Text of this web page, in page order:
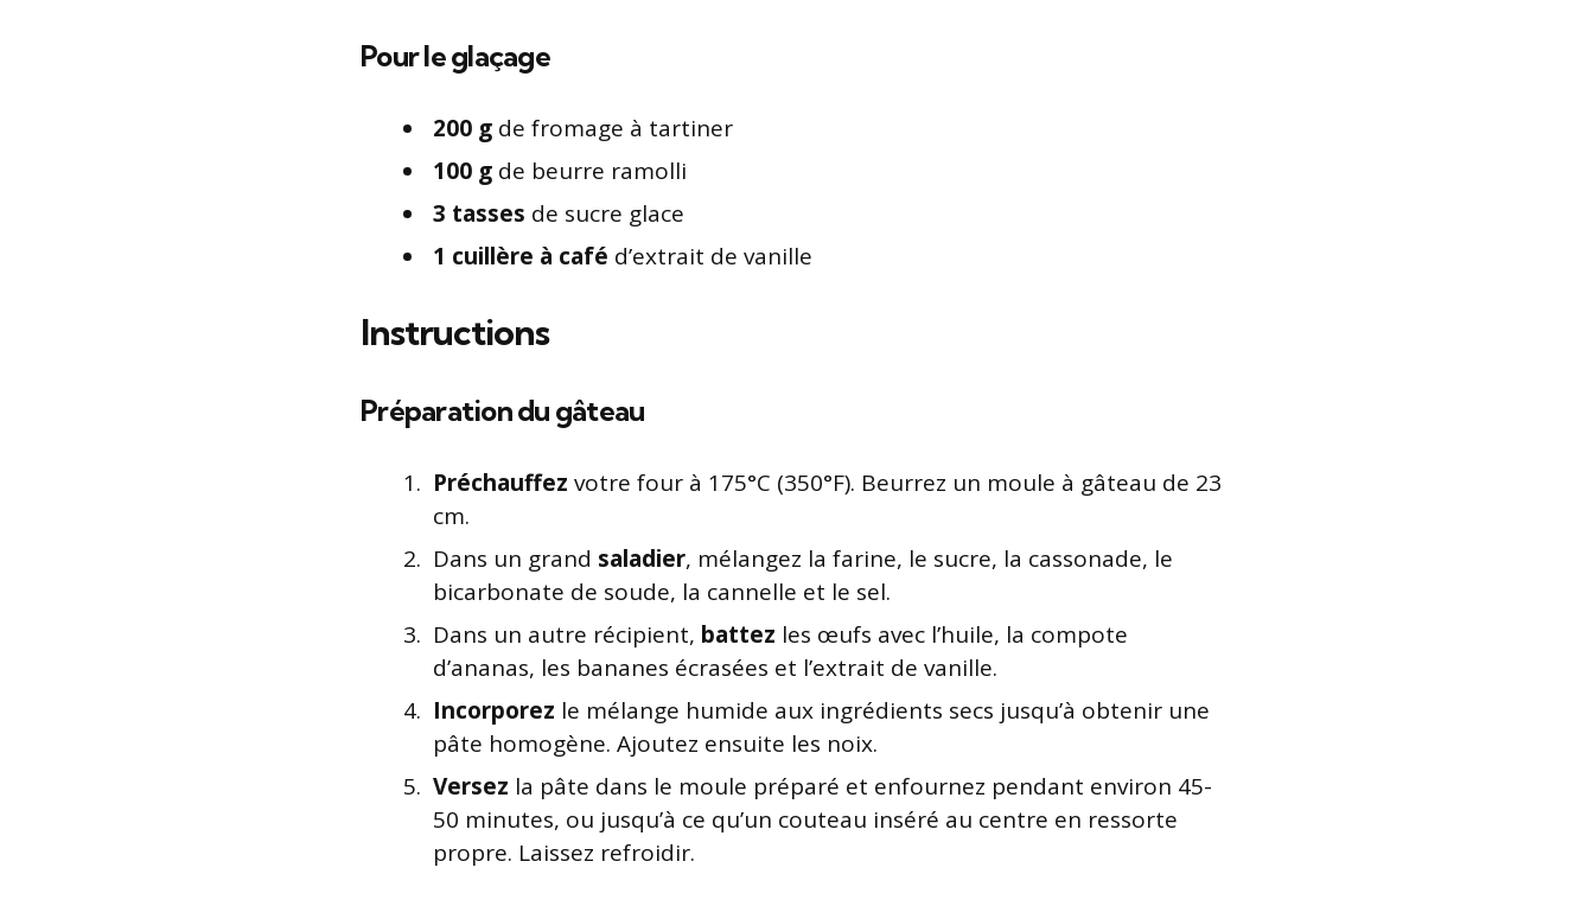
Pour le glaçage
200 g de fromage à tartiner
100 g de beurre ramolli
3 tasses de sucre glace
1 cuillère à café d’extrait de vanille
Instructions
Préparation du gâteau
Préchauffez votre four à 175°C (350°F). Beurrez un moule à gâteau de 23
cm.
Dans un grand saladier, mélangez la farine, le sucre, la cassonade, le
bicarbonate de soude, la cannelle et le sel.
Dans un autre récipient, battez les œufs avec l’huile, la compote
d’ananas, les bananes écrasées et l’extrait de vanille.
Incorporez le mélange humide aux ingrédients secs jusqu’à obtenir une
pâte homogène. Ajoutez ensuite les noix.
Versez la pâte dans le moule préparé et enfournez pendant environ 45-
50 minutes, ou jusqu’à ce qu’un couteau inséré au centre en ressorte
propre. Laissez refroidir.